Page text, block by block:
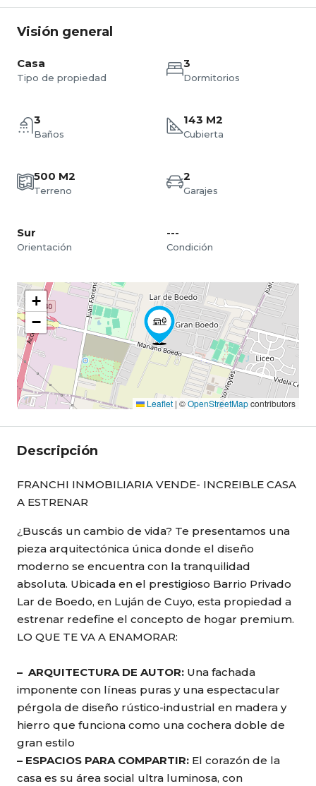
Visión general
Casa
Tipo de propiedad
3
Dormitorios
3
Baños
143 M2
Cubierta
500 M2
Terreno
2
Garajes
Sur
Orientación
---
Condición
+
−
Leaflet | ©OpenStreetMapcontributors
Descripción
FRANCHI INMOBILIARIA VENDE- INCREIBLE CASA
A ESTRENAR
¿Buscás un cambio de vida? Te presentamos una
pieza arquitectónica única donde el diseño
moderno se encuentra con la tranquilidad
absoluta. Ubicada en el prestigioso Barrio Privado
Lar de Boedo, en Luján de Cuyo, esta propiedad a
estrenar redefine el concepto de hogar premium.
LO QUE TE VA A ENAMORAR:
– ARQUITECTURA DE AUTOR: Una fachada
imponente con líneas puras y una espectacular
pérgola de diseño rústico-industrial en madera y
hierro que funciona como una cochera doble de
gran estilo
– ESPACIOS PARA COMPARTIR: El corazón de la
casa es su área social ultra luminosa, con